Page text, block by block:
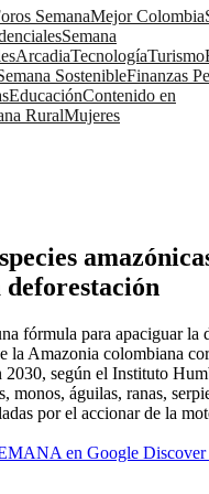
SemanaMejor Colombia
Semana
ArcadiaTecnologíaTurismo
SostenibleFinanzas
EducaciónContenido en
RuralMujeres
fórmula para apaciguar la
la Amazonia colombiana
2030, según el Instituto
monos, águilas, ranas,
por el accionar de la
en Google Discover